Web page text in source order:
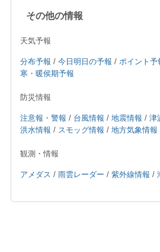
その他の情報
天気予報
分布予報 / 今日明日の予報 / ポイント予
寒・暖侯期予報
防災情報
注意報・警報 / 台風情報 / 地震情報 / 津
洪水情報 / スモッグ情報 / 地方気象情報
観測・情報
アメダス / 雨雲レーダー / 紫外線情報 /